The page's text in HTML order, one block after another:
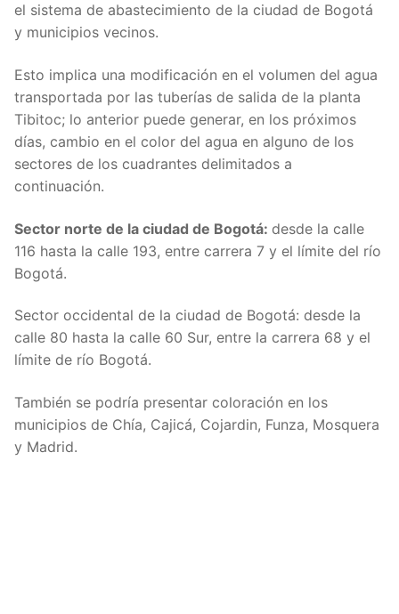
el sistema de abastecimiento de la ciudad de Bogotá
y municipios vecinos.
Esto implica una modificación en el volumen del agua
transportada por las tuberías de salida de la planta
Tibitoc; lo anterior puede generar, en los próximos
días, cambio en el color del agua en alguno de los
sectores de los cuadrantes delimitados a
continuación.
Sector norte de la ciudad de Bogotá: desde la calle
116 hasta la calle 193, entre carrera 7 y el límite del río
Bogotá.
Sector occidental de la ciudad de Bogotá: desde la
calle 80 hasta la calle 60 Sur, entre la carrera 68 y el
límite de río Bogotá.
También se podría presentar coloración en los
municipios de Chía, Cajicá, Cojardin, Funza, Mosquera
y Madrid.